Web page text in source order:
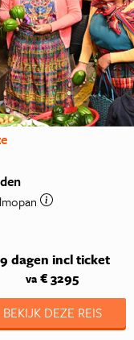
dagen incl ticket
va € 3295
BEKIJK DEZE REIS